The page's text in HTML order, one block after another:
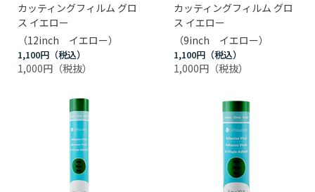
カッティングフィルム グロ
ス イエロー
（12inch イエロー）
1,100円
1,000円
カッティングフィルム グロ
ス イエロー
（9inch イエロー）
1,100円
1,000円